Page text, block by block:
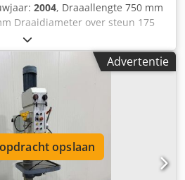
2004, Draaallengte 750 mm
Draaidiameter over steun 175
MK 3 MK Snelheid 85 -
200 mm Totaal benodigd
ca. 710 kg Afmetingen L-
Nieuwprijs ~ 23.000 Euro
(!!) Dkodsxaa D
traploos in 2x
klauw draaibankhouder Ø 160
spansleutel - "NEWALL" digitaal
stalen houder met
kop - draaibaar centerpunt, incl.
Advertentie
opslaan